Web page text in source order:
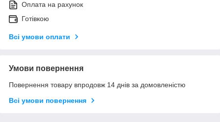
Оплата на рахунок
Готівкою
Всі умови оплати
Умови повернення
Повернення товару впродовж 14 днів за домовленістю
Всі умови повернення